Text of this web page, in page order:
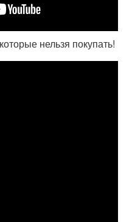
нельзя покупать!